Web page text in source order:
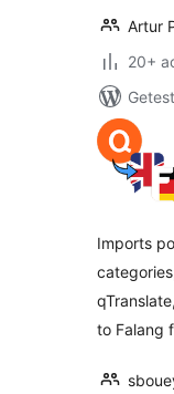
Artur
20+
Imports
to Falang